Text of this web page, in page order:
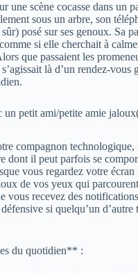
une scène cocasse dans un
sous un arbre, son
posé sur ses genoux. Sa
si elle cherchait à
que passaient les
là d’un rendez-vous
un petit ami/petite amie
compagnon technologique,
dont il peut parfois se
vous regardez votre écran
de vos yeux qui parcourent
vous recevez des
si quelqu’un d’autre
du quotidien** :